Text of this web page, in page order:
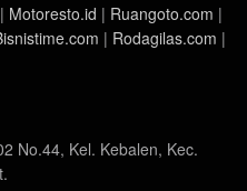
| Motoresto.id | Ruangoto.com |
| Rodagilas.com |
No.44, Kel. Kebalen, Kec.